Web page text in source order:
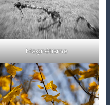
Magnétisme